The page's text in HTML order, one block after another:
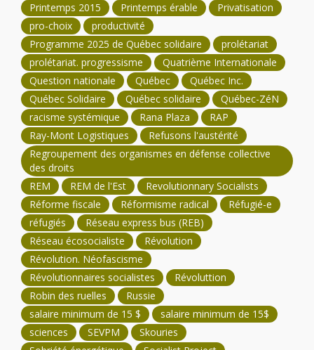
Printemps 2015
Printemps érable
Privatisation
pro-choix
productivité
Programme 2025 de Québec solidaire
prolétariat
prolétariat. progressisme
Quatrième Internationale
Question nationale
Québec
Québec Inc.
Québec Solidaire
Québec solidaire
Québec-ZéN
racisme systémique
Rana Plaza
RAP
Ray-Mont Logistiques
Refusons l'austérité
Regroupement des organismes en défense collective
des droits
REM
REM de l'Est
Revolutionnary Socialists
Réforme fiscale
Réformisme radical
Réfugié-e
réfugiés
Réseau express bus (REB)
Réseau écosocialiste
Révolution
Révolution. Néofascisme
Révolutionnaires socialistes
Révoluttion
Robin des ruelles
Russie
salaire minimum de 15 $
salaire minimum de 15$
sciences
SEVPM
Skouries